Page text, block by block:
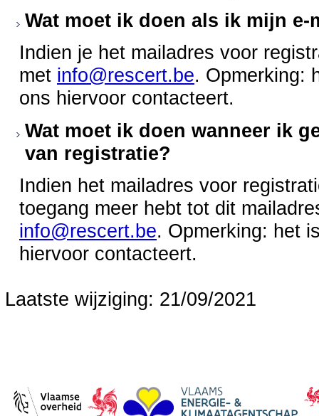
Wat moet ik doen als ik mijn
Indien je het mailadres voor
met info@rescert.be. Opmerking:
ons hiervoor contacteert.
Wat moet ik doen wanneer ik
van registratie?
Indien het mailadres voor
toegang meer hebt tot dit
info@rescert.be. Opmerking: het
hiervoor contacteert.
Laatste wijziging: 21/09/2021